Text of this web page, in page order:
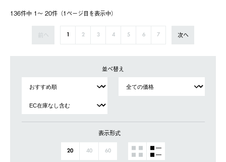
136件中 1〜 20件（1ページ⽬を表⽰中）
前へ 1 2 3 4 5 6 7 次へ
並べ替え
表示形式
20 40 60